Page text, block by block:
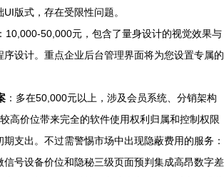
版式，存在受限性问题。
：10,000-50,000元，包含了量身设计的视觉效果与
设计。重点企业后台管理界面将为您设置专属的
：多在50,000元以上，涉及会员系统、分销架构
高价位带来完全的软件使用权利归属和控制权限
支出。不过需警惕市场中出现隐蔽费用的服务：
信号设备价位和隐秘三级页面预判集成高昂数字差